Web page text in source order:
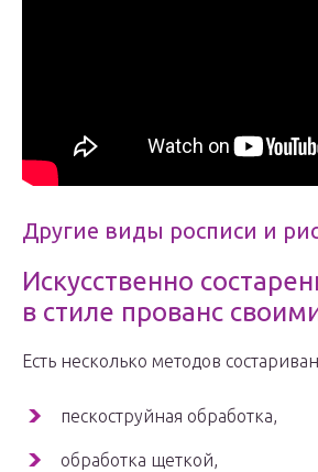
Другие виды росписи и
Искусственно
в стиле прованс
Есть несколько методов
пескоструйная обработка,
обработка щеткой,